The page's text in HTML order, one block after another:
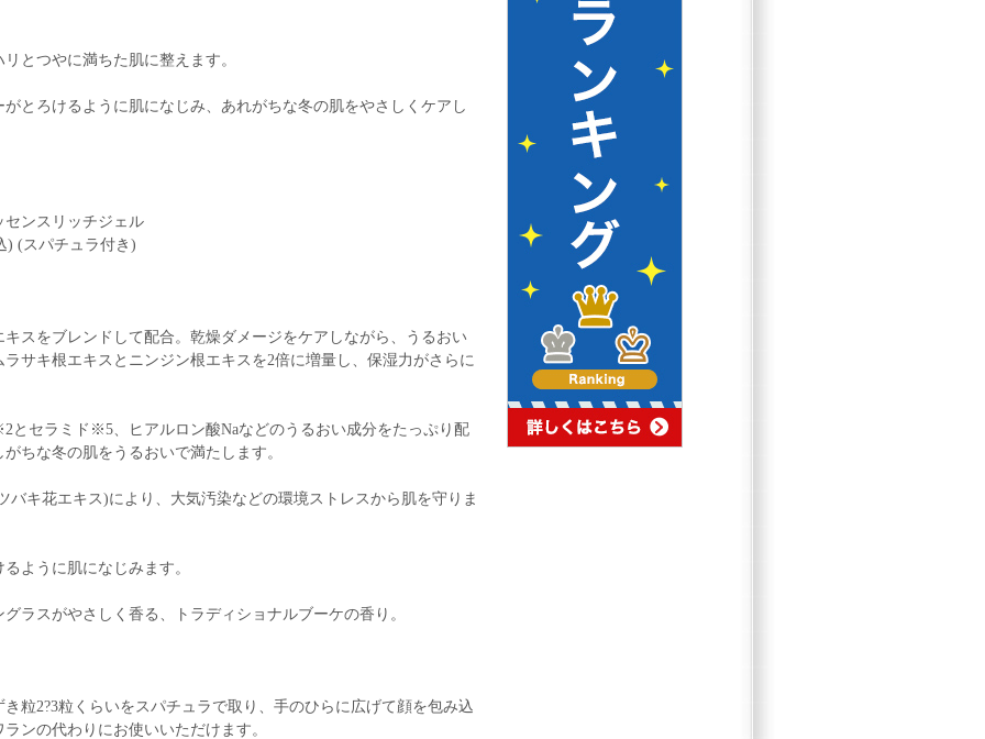
とつやに満ちた肌に整えます。
とろけるように肌になじみ、あれがちな冬の肌をやさしくケアし
ンスリッチジェル
) (スパチュラ付き)
スをブレンドして配合。乾燥ダメージをケアしながら、うるおい
サキ根エキスとニンジン根エキスを2倍に増量し、保湿力がさらに
セラミド※5、ヒアルロン酸Naなどのうるおい成分をたっぷり配
ちな冬の肌をうるおいで満たします。
キ花エキス)により、大気汚染などの環境ストレスから肌を守りま
ように肌になじみます。
ラスがやさしく香る、トラディショナルブーケの香り。
粒2?3粒くらいをスパチュラで取り、手のひらに広げて顔を包み込
ンの代わりにお使いいただけます。